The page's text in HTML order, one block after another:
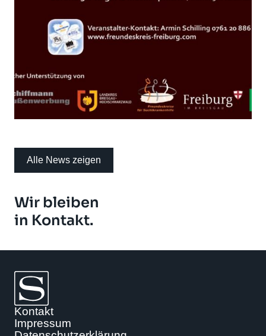
Alle News zeigen
Wir bleiben
in Kontakt.
Kontakt
Impressum